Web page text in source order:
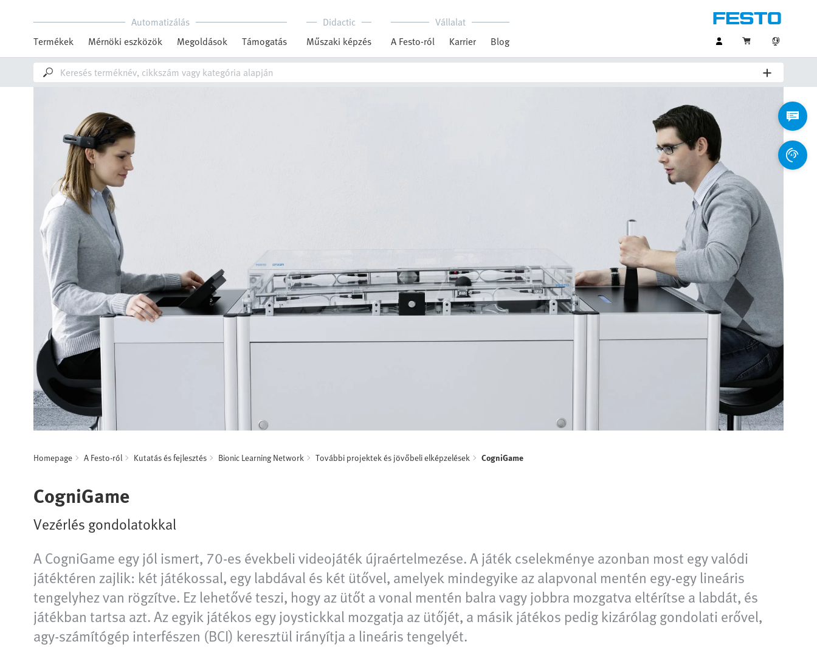
Automatizálás
Termékek
Mérnöki eszközök Megoldások Támogatás
Didactic
Műszaki képzés
Vállalat
A Festo-ról
Karrier Blog
Homepage A Festo-ról Kutatás és fejlesztés Bionic Learning Network További projektek és jövőbeli elképzelések CogniGame
CogniGame
Vezérlés gondolatokkal
A CogniGame egy jól ismert, 70-es évekbeli videojáték újraértelmezése. A játék cselekménye azonban most egy valódi
játéktéren zajlik: két játékossal, egy labdával és két ütővel, amelyek mindegyike az alapvonal mentén egy-egy lineáris
tengelyhez van rögzítve. Ez lehetővé teszi, hogy az ütőt a vonal mentén balra vagy jobbra mozgatva eltérítse a labdát, és
játékban tartsa azt. Az egyik játékos egy joystickkal mozgatja az ütőjét, a másik játékos pedig kizárólag gondolati erővel,
agy-számítógép interfészen (BCI) keresztül irányítja a lineáris tengelyét.